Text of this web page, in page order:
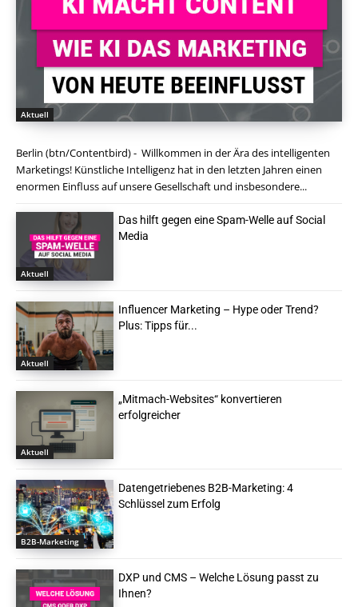
Aktuell
Berlin (btn/Contentbird) - Willkommen in der Ära des intelligenten
Marketings! Künstliche Intelligenz hat in den letzten Jahren einen
enormen Einfluss auf unsere Gesellschaft und insbesondere...
Aktuell
Das hilft gegen eine Spam-Welle auf Social
Media
Aktuell
Influencer Marketing – Hype oder Trend?
Plus: Tipps für...
Aktuell
„Mitmach-Websites“ konvertieren
erfolgreicher
B2B-Marketing
Datengetriebenes B2B-Marketing: 4
Schlüssel zum Erfolg
DXP und CMS – Welche Lösung passt zu
Ihnen?